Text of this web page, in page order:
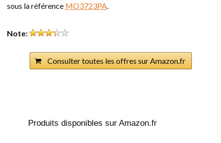
sous la référence MO3723PA
Note:
Consulter toutes les offres sur Amazon.fr
Produits disponibles sur Amazon.fr